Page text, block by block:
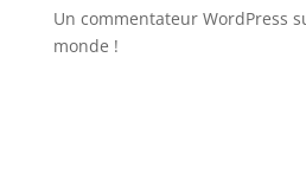
Un commentateur WordPress
monde !